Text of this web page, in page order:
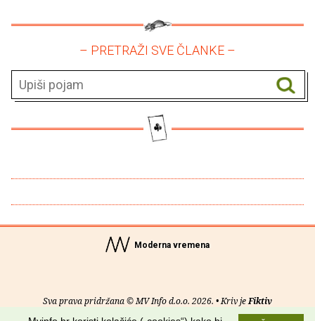
– PRETRAŽI SVE ČLANKE –
Moderna vremena
Sva prava pridržana © MV Info d.o.o. 2026. • Kriv jeFiktiv